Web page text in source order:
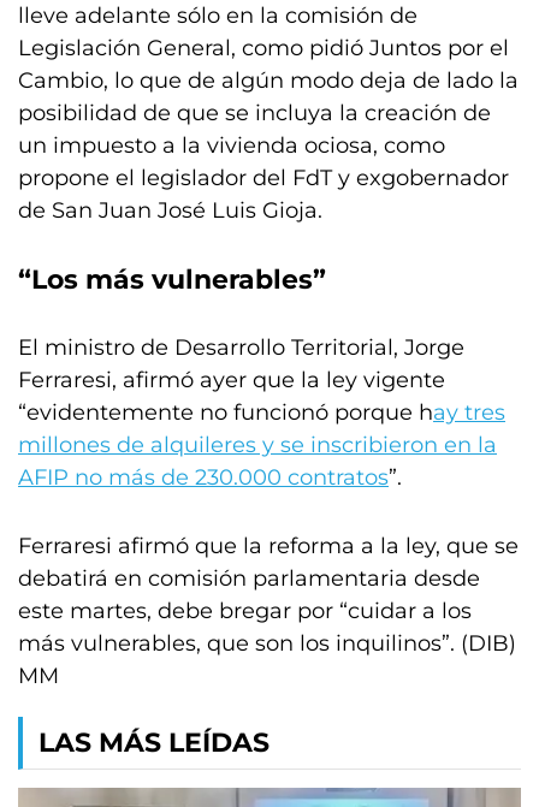
lleve adelante sólo en la comisión de
Legislación General, como pidió Juntos por el
Cambio, lo que de algún modo deja de lado la
posibilidad de que se incluya la creación de
un impuesto a la vivienda ociosa, como
propone el legislador del FdT y exgobernador
de San Juan José Luis Gioja.
“Los más vulnerables”
El ministro de Desarrollo Territorial, Jorge
Ferraresi, afirmó ayer que la ley vigente
“evidentemente no funcionó porque hay tres
millones de alquileres y se inscribieron en la
AFIP no más de 230.000 contratos”.
Ferraresi afirmó que la reforma a la ley, que se
debatirá en comisión parlamentaria desde
este martes, debe bregar por “cuidar a los
más vulnerables, que son los inquilinos”. (DIB)
MM
LAS MÁS LEÍDAS